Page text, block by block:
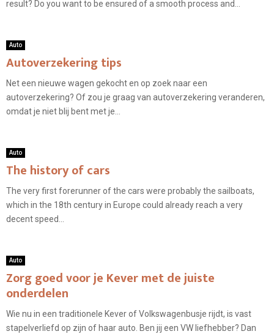
result? Do you want to be ensured of a smooth process and...
Auto
Autoverzekering tips
Net een nieuwe wagen gekocht en op zoek naar een
autoverzekering? Of zou je graag van autoverzekering veranderen,
omdat je niet blij bent met je...
Auto
The history of cars
The very first forerunner of the cars were probably the sailboats,
which in the 18th century in Europe could already reach a very
decent speed...
Auto
Zorg goed voor je Kever met de juiste
onderdelen
Wie nu in een traditionele Kever of Volkswagenbusje rijdt, is vast
stapelverliefd op zijn of haar auto. Ben jij een VW liefhebber? Dan